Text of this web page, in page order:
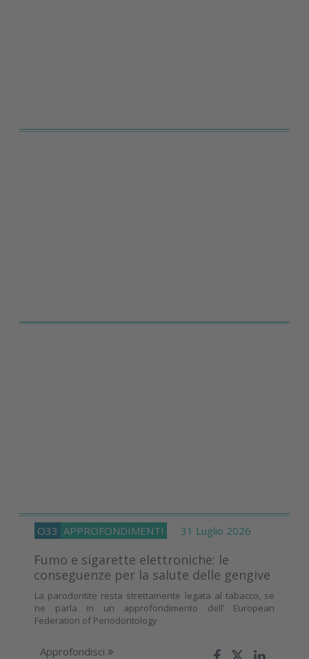
O33 APPROFONDIMENTI 31 Luglio 2026
Fumo e sigarette elettroniche: le
conseguenze per la salute delle gengive
La parodontite resta strettamente legata al tabacco, se
ne parla in un approfondimento dell’ European
Federation of Periodontology
Approfondisci